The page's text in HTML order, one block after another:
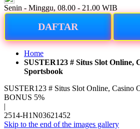
Senin - Minggu, 08.00 - 21.00 WIB
DAFTAR
Home
SUSTER123 # Situs Slot Online,
Sportsbook
SUSTER123 # Situs Slot Online, Casino
BONUS 5%
|
2514-H1N03621452
Skip to the end of the images gallery